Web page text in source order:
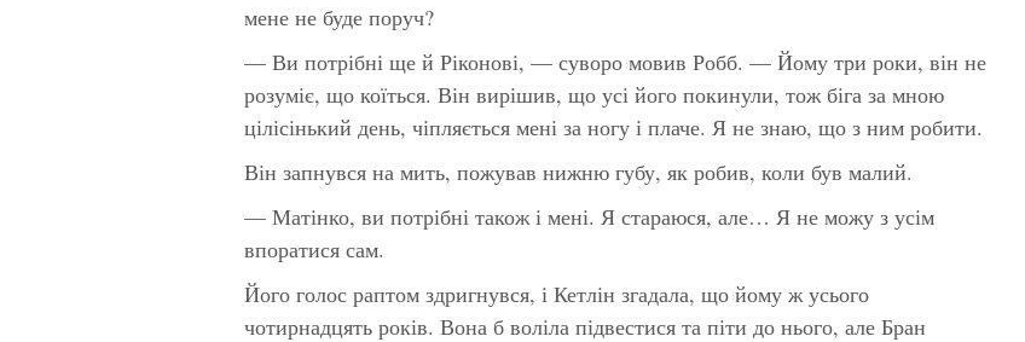
мене не буде поруч?
— Ви потрібні ще й Ріконові, — суворо мовив Робб. — Йому три роки, він не
розуміє, що коїться. Він вирішив, що усі його покинули, тож біга за мною
цілісінький день, чіпляється мені за ногу і плаче. Я не знаю, що з ним робити.
Він запнувся на мить, пожував нижню губу, як робив, коли був малий.
— Матінко, ви потрібні також і мені. Я стараюся, але… Я не можу з усім
впоратися сам.
Його голос раптом здригнувся, і Кетлін згадала, що йому ж усього
чотирнадцять років. Вона б воліла підвестися та піти до нього, але Бран